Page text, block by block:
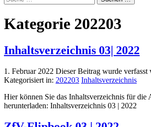
Kategorie 202203
Inhaltsverzeichnis 03| 2022
1. Februar 2022 Dieser Beitrag wurde verfasst
Kategorisiert in: 202203 Inhaltsverzeichnis
Hier können Sie das Inhaltsverzeichnis für die
herunterladen: Inhaltsverzeichnis 03 | 2022